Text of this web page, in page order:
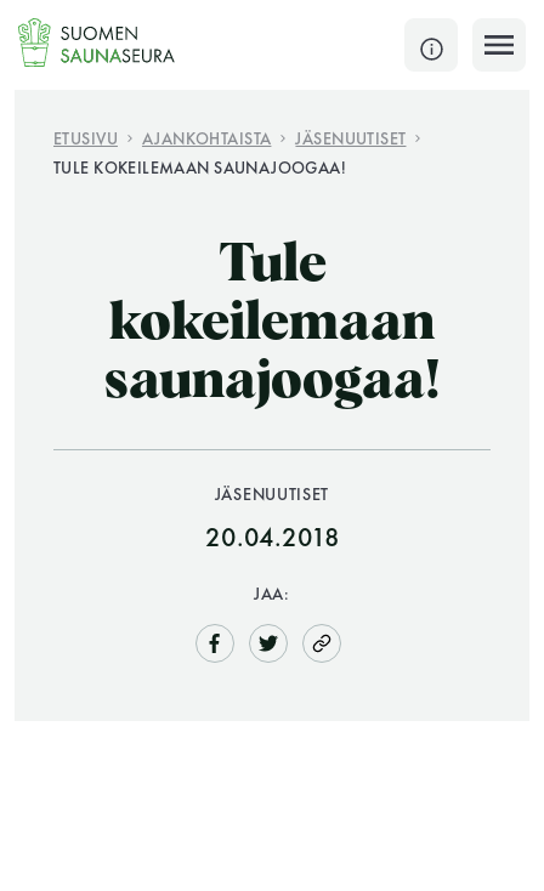
Siirry
sisältöön
SULJE
KATSO TARKEMMAT AUKIOLOAJAT
JÄSENSIVUT
ETUSIVU AJANKOHTAISTA
JÄSENUUTISET
TULE KOKEILEMAAN SAUNAJOOGAA!
Tule
kokeilemaan
saunajoogaa!
JÄSENUUTISET
20.04.2018
JAA: